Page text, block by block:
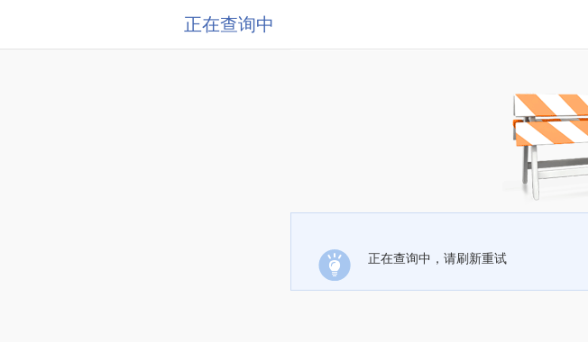
正在查询中
正在查询中，请刷新重试